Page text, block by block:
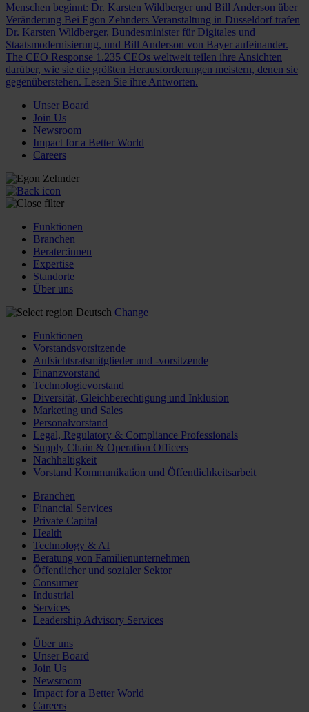
Menschen beginnt: Dr. Karsten Wildberger und Bill Anderson über
Veränderung Bei Egon Zehnders Veranstaltung in Düsseldorf trafen
Dr. Karsten Wildberger, Bundesminister für Digitales und
Staatsmodernisierung, und Bill Anderson von Bayer aufeinander.
The CEO Response 1.235 CEOs weltweit teilen ihre Ansichten
darüber, wie sie die größten Herausforderungen meistern, denen sie
gegenüberstehen. Lesen Sie ihre Antworten.
Unser Board
Join Us
Newsroom
Impact for a Better World
Careers
Funktionen
Branchen
Berater:innen
Expertise
Standorte
Über uns
Deutsch Change
Funktionen
Vorstandsvorsitzende
Aufsichtsratsmitglieder und -vorsitzende
Finanzvorstand
Technologievorstand
Diversität, Gleichberechtigung und Inklusion
Marketing und Sales
Personalvorstand
Legal, Regulatory & Compliance Professionals
Supply Chain & Operation Officers
Nachhaltigkeit
Vorstand Kommunikation und Öffentlichkeitsarbeit
Branchen
Financial Services
Private Capital
Health
Technology & AI
Beratung von Familienunternehmen
Öffentlicher und sozialer Sektor
Consumer
Industrial
Services
Leadership Advisory Services
Über uns
Unser Board
Join Us
Newsroom
Impact for a Better World
Careers